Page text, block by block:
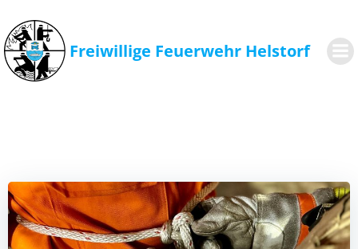
springen
Freiwillige Feuerwehr Helstorf